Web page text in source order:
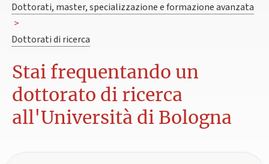
Dottorati, master, specializzazione e formazione avanzata
>
Dottorati di ricerca
Stai frequentando un
dottorato di ricerca
all'Università di Bologna